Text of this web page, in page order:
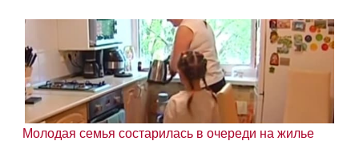
Молодая семья состарилась в очереди на жилье